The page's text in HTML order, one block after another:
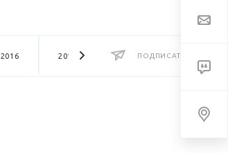
ПОДПИСАТЬСЯ
2016 2015 2014 2013